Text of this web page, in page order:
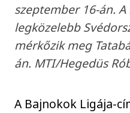
szeptember 16-án.
legközelebb
mérkőzik meg
án. MTI/Hegedüs
A Bajnokok Ligája-